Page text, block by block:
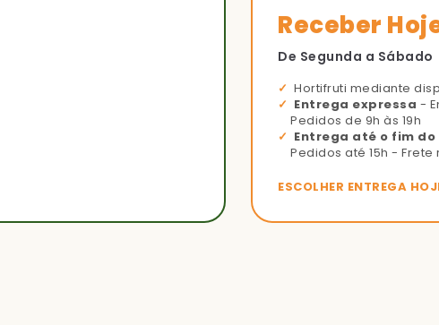
Receber
De Segunda a Sábado
Hortifruti mediante
Entrega expressa -
Pedidos de 9h às 19h
Entrega até o fim
Pedidos até 15h - Frete
ESCOLHER ENTREGA